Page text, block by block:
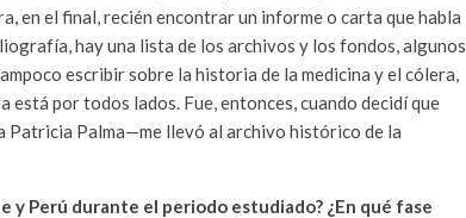
en el final, recién encontrar un informe o carta que habla
hay una lista de los archivos y los fondos, algunos
escribir sobre la historia de la medicina y el cólera,
por todos lados. Fue, entonces, cuando decidí que
Patricia Palma—me llevó al archivo histórico de la
y Perú durante el periodo estudiado? ¿En qué fase